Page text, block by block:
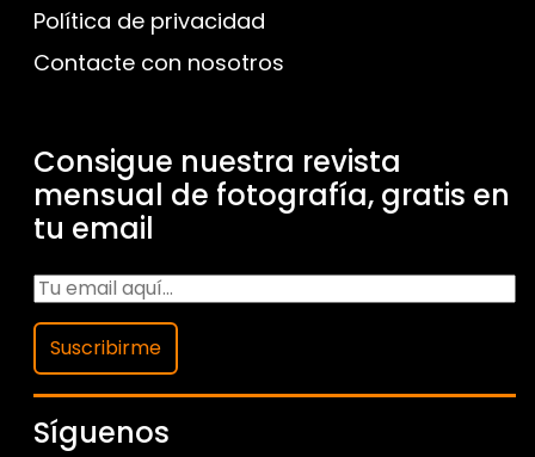
Política de privacidad
Contacte con nosotros
Consigue nuestra revista
mensual de fotografía, gratis en
tu email
Suscribirme
Síguenos